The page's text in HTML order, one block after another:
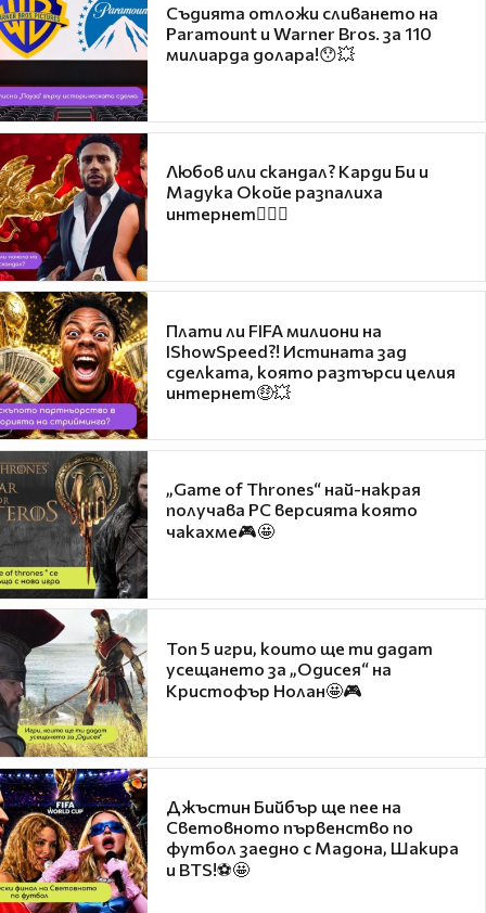
Съдията отложи сливането на
Paramount и Warner Bros. за 110
милиарда долара!😯💥
Любов или скандал? Карди Би и
Мадука Окойе разпалиха
интернет❤️‍🔥🔥
Плати ли FIFA милиони на
IShowSpeed?! Истината зад
сделката, която разтърси целия
интернет🤑💥
„Game of Thrones“ най-накрая
получава PC версията която
чакахме🎮🤩
Топ 5 игри, които ще ти дадат
усещането за „Одисея“ на
Кристофър Нолан🤩🎮
Джъстин Бийбър ще пее на
Световното първенство по
футбол заедно с Мадона, Шакира
и BTS!⚽🤩